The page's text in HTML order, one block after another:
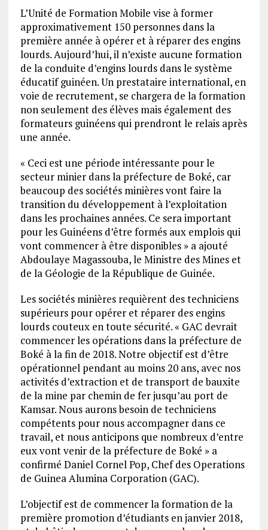
L’Unité de Formation Mobile vise à former
approximativement 150 personnes dans la
première année à opérer et à réparer des engins
lourds. Aujourd’hui, il n’existe aucune formation
de la conduite d’engins lourds dans le système
éducatif guinéen. Un prestataire international, en
voie de recrutement, se chargera de la formation
non seulement des élèves mais également des
formateurs guinéens qui prendront le relais après
une année.
« Ceci est une période intéressante pour le
secteur minier dans la préfecture de Boké, car
beaucoup des sociétés minières vont faire la
transition du développement à l’exploitation
dans les prochaines années. Ce sera important
pour les Guinéens d’être formés aux emplois qui
vont commencer à être disponibles » a ajouté
Abdoulaye Magassouba, le Ministre des Mines et
de la Géologie de la République de Guinée.
Les sociétés minières requièrent des techniciens
supérieurs pour opérer et réparer des engins
lourds couteux en toute sécurité. « GAC devrait
commencer les opérations dans la préfecture de
Boké à la fin de 2018. Notre objectif est d’être
opérationnel pendant au moins 20 ans, avec nos
activités d’extraction et de transport de bauxite
de la mine par chemin de fer jusqu’au port de
Kamsar. Nous aurons besoin de techniciens
compétents pour nous accompagner dans ce
travail, et nous anticipons que nombreux d’entre
eux vont venir de la préfecture de Boké » a
confirmé Daniel Cornel Pop, Chef des Operations
de Guinea Alumina Corporation (GAC).
L’objectif est de commencer la formation de la
première promotion d’étudiants en janvier 2018,